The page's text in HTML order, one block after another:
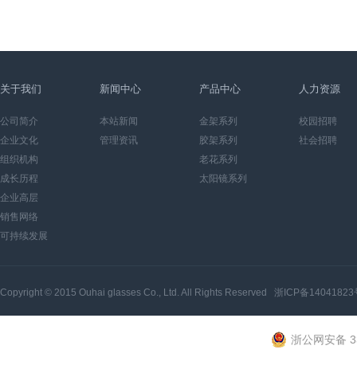
关于我们
公司简介
企业文化
组织机构
成长历程
企业高层
销售网络
可持续发展
新闻中心
本站新闻
管理资讯
产品中心
金架系列
胶架系列
老花系列
太阳镜系列
人力资源
校园招聘
社会招聘
Copyright © 2015 Ouhai glasses Co., Ltd. All Rights Reserved 浙ICP备14041823
浙公网安备